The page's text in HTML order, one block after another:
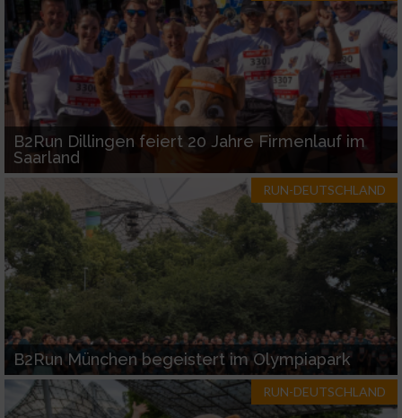
B2Run Dillingen feiert 20 Jahre Firmenlauf im
Saarland
RUN-DEUTSCHLAND
B2Run München begeistert im Olympiapark
RUN-DEUTSCHLAND
Verwendung reduzierter Daten zur Auswahl
von Inhalten
IAB-Besonderheiten:
Verwendung genauer Standortdaten
Geräte anhand von aktiv angeforderten
Informationen identifizieren
Nicht-IAB-Verarbeitungszwecke:
Notwendig
Performance
Funktional